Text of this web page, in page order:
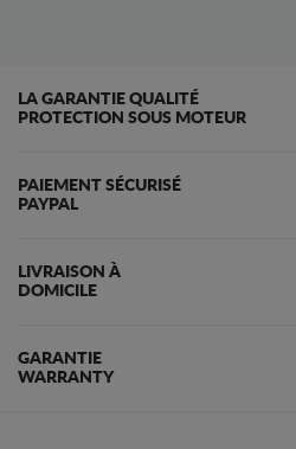
LA GARANTIE QUALITÉ
PROTECTION SOUS MOTEUR
PAIEMENT SÉCURISÉ
PAYPAL
LIVRAISON À
DOMICILE
GARANTIE
WARRANTY